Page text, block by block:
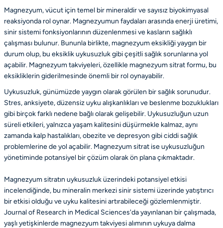
Magnezyum, vücut için temel bir mineraldir ve sayısız biyokimyasal
reaksiyonda rol oynar. Magnezyumun faydaları arasında enerji üretimi,
sinir sistemi fonksiyonlarının düzenlenmesi ve kasların sağlıklı
çalışması bulunur. Bununla birlikte, magnezyum eksikliği yaygın bir
durum olup, bu eksiklik uykusuzluk gibi çeşitli sağlık sorunlarına yol
açabilir. Magnezyum takviyeleri, özellikle magnezyum sitrat formu, bu
eksikliklerin giderilmesinde önemli bir rol oynayabilir.
Uykusuzluk, günümüzde yaygın olarak görülen bir sağlık sorunudur.
Stres, anksiyete, düzensiz uyku alışkanlıkları ve beslenme bozuklukları
gibi birçok farklı nedene bağlı olarak gelişebilir. Uykusuzluğun uzun
süreli etkileri, yalnızca yaşam kalitesini düşürmekle kalmaz, aynı
zamanda kalp hastalıkları, obezite ve depresyon gibi ciddi sağlık
problemlerine de yol açabilir. Magnezyum sitrat ise uykusuzluğun
yönetiminde potansiyel bir çözüm olarak ön plana çıkmaktadır.
Magnezyum sitratın uykusuzluk üzerindeki potansiyel etkisi
incelendiğinde, bu mineralin merkezi sinir sistemi üzerinde yatıştırıcı
bir etkisi olduğu ve uyku kalitesini artırabileceği gözlemlenmiştir.
Journal of Research in Medical Sciences'da yayınlanan bir çalışmada,
yaşlı yetişkinlerde magnezyum takviyesi alımının uykuya dalma